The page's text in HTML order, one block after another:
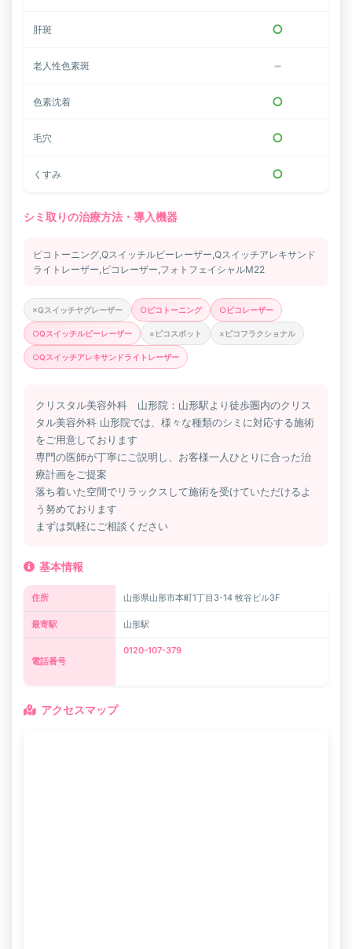
肝斑 ○
老人性色素斑 −
色素沈着 ○
毛穴 ○
くすみ ○
シミ取りの治療方法・導入機器
ピコトーニング,Qスイッチルビーレーザー,Qスイッチアレキサンド
ライトレーザー,ピコレーザー,フォトフェイシャルM22
×Qスイッチヤグレーザー ○ピコトーニング ○ピコレーザー
○Qスイッチルビーレーザー ×ピコスポット ×ピコフラクショナル
○Qスイッチアレキサンドライトレーザー
クリスタル美容外科 山形院：山形駅より徒歩圏内のクリス
タル美容外科 山形院では、様々な種類のシミに対応する施術
をご用意しております
専門の医師が丁寧にご説明し、お客様一人ひとりに合った治
療計画をご提案
落ち着いた空間でリラックスして施術を受けていただけるよ
う努めております
まずは気軽にご相談ください
基本情報
住所 山形県山形市本町1丁目3-14 牧谷ビル3F
最寄駅 山形駅
電話番号
0120-107-379
アクセスマップ